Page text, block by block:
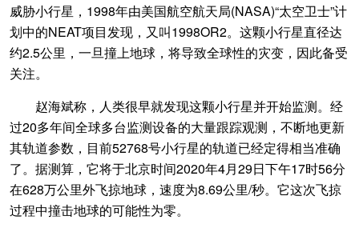
威胁小行星，1998年由美国航空航天局(NASA)“太空卫士”计
划中的NEAT项目发现，又叫1998OR2。这颗小行星直径达
约2.5公里，一旦撞上地球，将导致全球性的灾变，因此备受
关注。
赵海斌称，人类很早就发现这颗小行星并开始监测。经
过20多年间全球多台监测设备的大量跟踪观测，不断地更新
其轨道参数，目前52768号小行星的轨道已经定得相当准确
了。据测算，它将于北京时间2020年4月29日下午17时56分
在628万公里外飞掠地球，速度为8.69公里/秒。它这次飞掠
过程中撞击地球的可能性为零。